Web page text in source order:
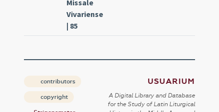
Missale
Vivariense
| 85
contributors
copyright
USUARIUM
A Digital Library and Database
for the Study of Latin Liturgical